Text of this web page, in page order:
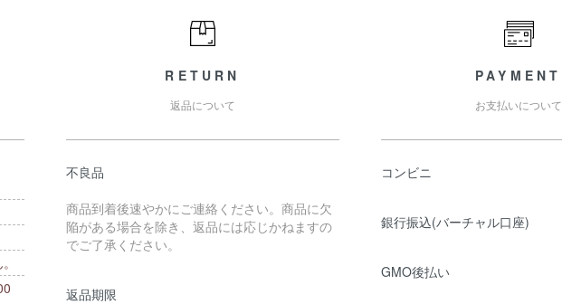
RETURN
返品について
不良品
商品到着後速やかにご連絡ください。商品に欠
陥がある場合を除き、返品には応じかねますの
でご了承ください。
返品期限
PAYMENT
お支払いについて
コンビニ
銀行振込(バーチャル口座)
GMO後払い